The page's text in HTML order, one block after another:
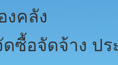
งคลัง
ซื้อจัดจ้าง ป